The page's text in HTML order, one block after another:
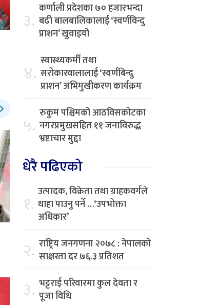
३. कर्णाली प्रदेशका ७० हजारभन्दा
बढी बालबालिकालाई ‘स्वर्णविन्दु
प्राशन’ खुवाइयो
४. स्वास्थ्यकर्मी तथा
सरोकारवालालाई ‘स्वर्णबिन्दु
प्राशन’ अभिमुखीकरण कार्यक्रम
५. रुकुम पश्चिमको आठविसकोटका
नगरप्रमुखसहित ११ जनाविरुद्ध
भ्रष्टाचार मुद्दा
धेरै पढिएको
१. उत्पादक, विक्रेता तथा ग्राहकवर्गले
थाहा पाउनु पर्ने …‘उपभोक्ता
अधिकार’
२. राष्ट्रिय जनगणना २०७८ : नेपालको
साक्षरता दर ७६.३ प्रतिशत
३. भट्टराई परिवारमा कुल देवता र
पूजा विधि